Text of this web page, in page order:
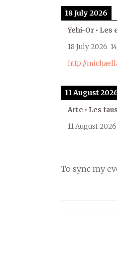
18 July 2026
Yehi-Or •
18 July 2026
http://
11 August
Arte • Les
11 August 2026
To sync my